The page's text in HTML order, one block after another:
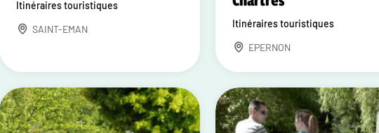
Itinéraires touristiques
SAINT-EMAN
Itinéraires touristiques
EPERNON